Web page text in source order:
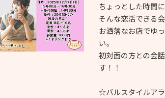
ちょっとした時間
そんな恋活できる
お洒落なお店でゆ
い。
初対面の方との会
す！！
☆バルスタイルアラ